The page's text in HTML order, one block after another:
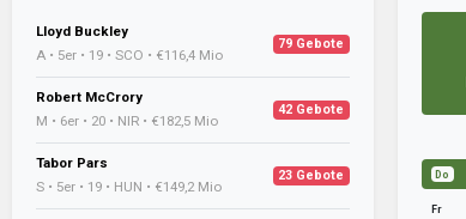
Lloyd Buckley
A • 5er • 19 • SCO • €116,4 Mio
79 Gebote
Robert McCrory
M • 6er • 20 • NIR • €182,5 Mio
42 Gebote
Tabor Pars
S • 5er • 19 • HUN • €149,2 Mio
23 Gebote Do
Fr